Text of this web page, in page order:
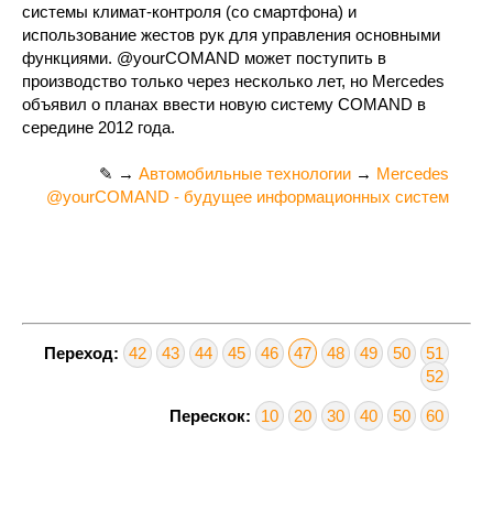
системы климат-контроля (со смартфона) и
использование жестов рук для управления основными
функциями. @yourCOMAND может поступить в
производство только через несколько лет, но Mercedes
объявил о планах ввести новую систему COMAND в
середине 2012 года.
✎ → Автомобильные технологии → Mercedes
@yourCOMAND - будущее информационных систем
Переход: 42 43 44 45 46 47 48 49 50
51
52
Перескок: 10 20 30 40 50 60